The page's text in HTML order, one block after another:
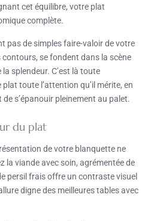
cet équilibre, votre plat
complète.
pas de simples faire-valoir de votre
se fondent dans la scène
splendeur. C’est là toute
toute l’attention qu’il mérite, en
de s’épanouir pleinement au palet.
du plat
de votre blanquette ne
la viande avec soin, agrémentée de
persil frais offre un contraste visuel
digne des meilleures tables avec